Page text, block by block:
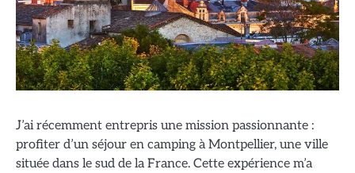
J’ai récemment entrepris une mission passionnante :
profiter d’un séjour en camping à Montpellier, une ville
située dans le sud de la France. Cette expérience m’a